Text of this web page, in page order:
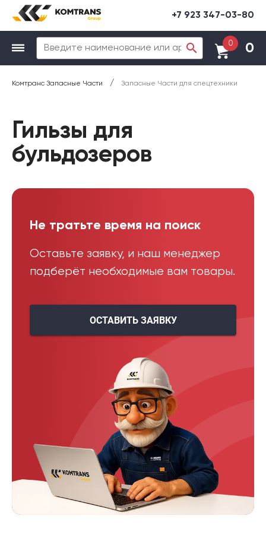
+7 923 347-03-80
0 0
Комтранс Запасные Части / Запасные Части для спецтехники
Гильзы для
бульдозеров
Не тратьте время на поиск
Оставьте заявку, и наш менеджер
подберёт необходимые вам товары.
ОСТАВИТЬ ЗАЯВКУ